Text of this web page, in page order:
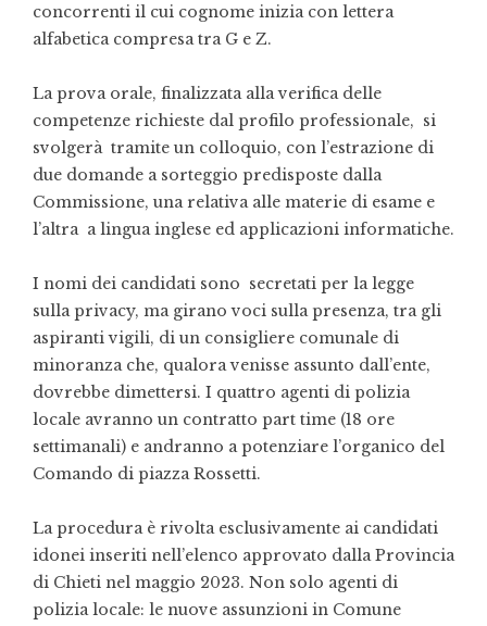
concorrenti il cui cognome inizia con lettera
alfabetica compresa tra G e Z.
La prova orale, finalizzata alla verifica delle
competenze richieste dal profilo professionale, si
svolgerà tramite un colloquio, con l’estrazione di
due domande a sorteggio predisposte dalla
Commissione, una relativa alle materie di esame e
l’altra a lingua inglese ed applicazioni informatiche.
I nomi dei candidati sono secretati per la legge
sulla privacy, ma girano voci sulla presenza, tra gli
aspiranti vigili, di un consigliere comunale di
minoranza che, qualora venisse assunto dall’ente,
dovrebbe dimettersi. I quattro agenti di polizia
locale avranno un contratto part time (18 ore
settimanali) e andranno a potenziare l’organico del
Comando di piazza Rossetti.
La procedura è rivolta esclusivamente ai candidati
idonei inseriti nell’elenco approvato dalla Provincia
di Chieti nel maggio 2023. Non solo agenti di
polizia locale: le nuove assunzioni in Comune